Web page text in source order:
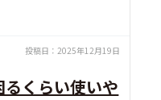
投稿日： 2025年12月19日
くらい使いや